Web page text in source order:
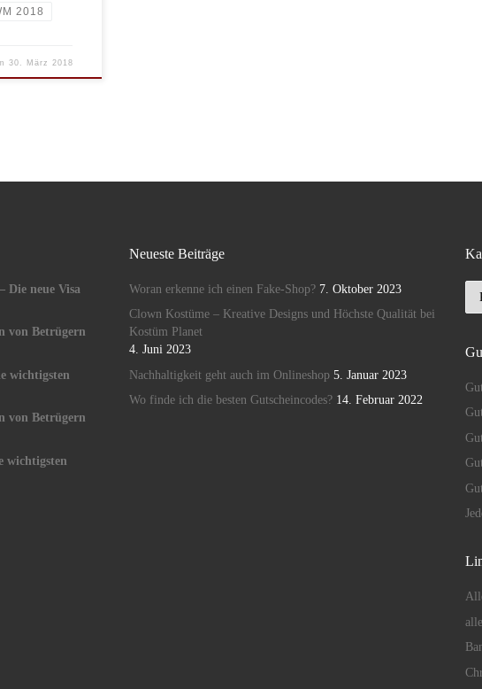
2018
30. März 2018
Die neue Visa
von Betrügern
wichtigsten
von Betrügern
wichtigsten
Neueste Beiträge
Woran erkenne ich einen Fake-Shop? 7. Oktober 2023
Clown Kostüme – Kreative Designs und Höchste Qualität bei
Kostüm Planet
4. Juni 2023
Nachhaltigkeit geht auch im Onlineshop 5. Januar 2023
Wo finde ich die besten Gutscheincodes? 14. Februar 2022